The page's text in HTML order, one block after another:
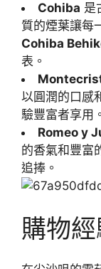
Cohiba 是
質的煙葉讓每
Cohiba
表。
以圓潤的口感
驗豐富者享用。
Romeo y
的香氣和豐富
追捧。
購物